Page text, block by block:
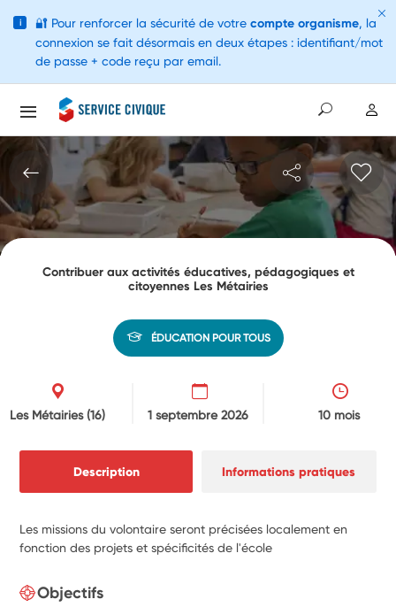
Contribuer aux activités éducatives, pédagogiques et
citoyennes Les Métairies
ÉDUCATION POUR TOUS
Les Métairies(16) 1 septembre 2026 10 mois
Description Informations pratiques
Les missions du volontaire seront précisées localement en
fonction des projets et spécificités de l'école
Objectifs
i 🔐 Pour renforcer la sécurité de votre compte organisme, la
connexion se fait désormais en deux étapes : identifiant/mot
de passe + code reçu par email.